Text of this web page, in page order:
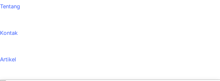
Tentang
Kontak
Artikel